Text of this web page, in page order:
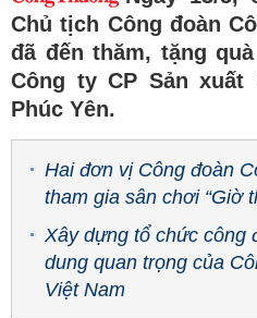
Chủ tịch Công đoàn
đã đến thăm, tặng
Công ty CP Sản
Phúc Yên.
Hai đơn vị Công đoàn
tham gia sân chơi “Giờ
Xây dựng tổ chức công
dung quan trọng của
Việt Nam